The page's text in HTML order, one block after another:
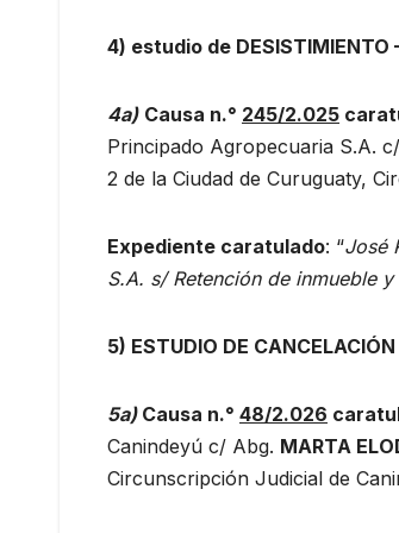
4) estudio de DESISTIMIENTO
4a) Causa n.° 245/2.025
Principado Agropecuaria S.A.
2 de la Ciudad de Curuguaty,
Expediente caratulado: “José
S.A. s/ Retención de inmueble
5) ESTUDIO DE CANCELACIÓN
5a)Causa n.° 48/2.026
Canindeyú c/ Abg. MARTA
Circunscripción Judicial de